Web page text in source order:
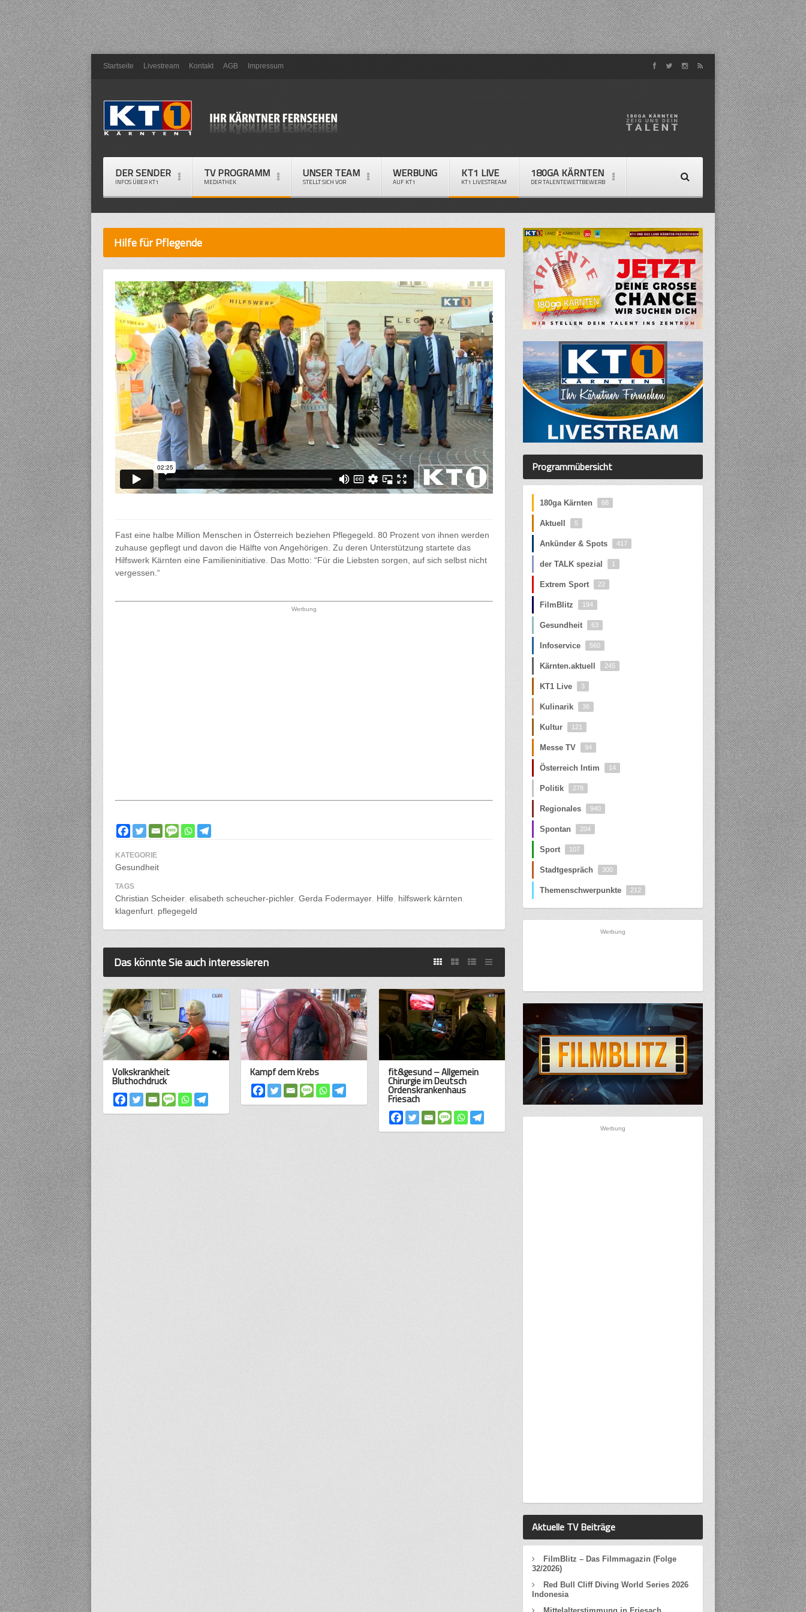
Startseite Livestream Kontakt AGB Impressum
DER SENDER
INFOS ÜBER KT1
TV PROGRAMM
MEDIATHEK
UNSER TEAM
STELLT SICH VOR
WERBUNG
AUF KT1
KT1 LIVE
KT1 LIVESTREAM
180GA KÄRNTEN
DER TALENTEWETTBEWERB
Hilfe für Pflegende
Fast eine halbe Million Menschen in Österreich beziehen Pflegegeld. 80 Prozent von ihnen werden
zuhause gepflegt und davon die Hälfte von Angehörigen. Zu deren Unterstützung startete das
Hilfswerk Kärnten eine Familieninitiative. Das Motto: “Für die Liebsten sorgen, auf sich selbst nicht
vergessen.“
Werbung
KATEGORIE
Gesundheit
TAGS
Christian Scheider elisabeth scheucher-pichler Gerda Fodermayer Hilfe
hilfswerk kärnten
klagenfurt pflegegeld
Das könnte Sie auch interessieren
Volkskrankheit
Bluthochdruck
Kampf dem Krebs fit&gesund – Allgemein
Chirurgie im Deutsch
Ordenskrankenhaus
Friesach
Programmübersicht
180ga Kärnten 68
Aktuell 5
Ankünder & Spots 417
der TALK spezial 1
Extrem Sport 22
FilmBlitz 194
Gesundheit 63
Infoservice 560
Kärnten.aktuell 245
KT1 Live 3
Kulinarik 36
Kultur 121
Messe TV 94
Österreich Intim 14
Politik 278
Regionales 940
Spontan 204
Sport 107
Stadtgespräch 300
Themenschwerpunkte 212
Werbung
Werbung
Aktuelle TV Beiträge
FilmBlitz – Das Filmmagazin (Folge
32/2026)
Red Bull Cliff Diving World Series 2026
Indonesia